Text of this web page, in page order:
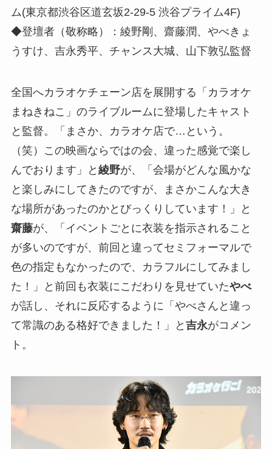
ム(東京都渋谷区道玄坂2-29-5 渋谷プライム4F)
◆登壇者（敬称略）：綾野剛、齋藤潤、やべきょ
うすけ、吉永秀平、チャンス大城、山下敦弘監督
全国へカラオケチェーン店を展開する「カラオケ
まねきねこ」のライブルームに登場したキャスト
と監督。「まさか、カラオケ店で…という。
（笑）この映画ならではの会、違った感覚で楽し
んでおります」と 綾野が、「会場がどんな風かな
と楽しみにしてきたのですが、まさかこんな大き
な場所があったのかとびっくりしています！」と
齋藤が、「イベントごとに衣装を指示されること
が多いのですが、前回と違ってセミフォーマルで
色の指定もなかったので、カラフルにしてみまし
た！」と前回も衣装にこだわりを見せていたやべ
が話し、それに反応するように「やべさんと違っ
て常識のある格好できました！」と 吉永がコメン
ト。